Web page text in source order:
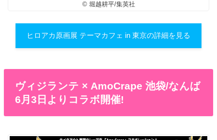
© 堀越耕平/集英社
ヒロアカ原画展 テーマカフェ in 東京の詳細を見る
ヴィジランテ × AmoCrape 池袋/なんば
6月3日よりコラボ開催!